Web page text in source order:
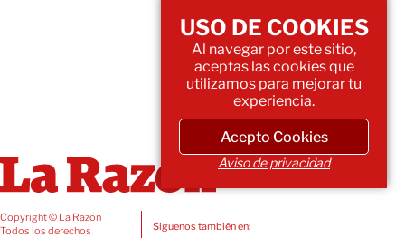
Copyright © La Razón
Todos los derechos
Siguenos también en:
USO DE COOKIES
Al navegar por este sitio,
aceptas las cookies que
utilizamos para mejorar tu
experiencia.
Acepto Cookies
Aviso de privacidad